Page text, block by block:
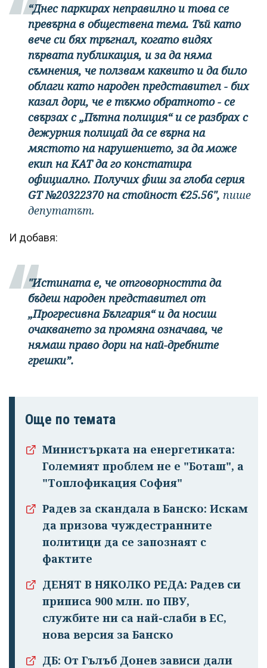
Успешно
излязохте от
профила си!
“Днес паркирах неправилно и това се
превърна в обществена тема. Тъй като
вече си бях тръгнал, когато видях
първата публикация, и за да няма
съмнения, че ползвам каквито и да било
облаги като народен представител - бих
казал дори, че е тъкмо обратното - се
свързах с „Пътна полиция“ и се разбрах с
дежурния полицай да се върна на
мястото на нарушението, за да може
екип на КАТ да го констатира
официално. Получих фиш за глоба серия
GT №20322370 на стойност €25.56", пише
депутатът.
И добавя:
"Истината е, че отговорността да
бъдеш народен представител от
„Прогресивна България“ и да носиш
очакването за промяна означава, че
нямаш право дори на най-дребните
грешки”.
Още по темата
Министърката на енергетиката:
Големият проблем не е "Боташ", а
"Топлофикация София"
Радев за скандала в Банско: Искам
да призова чуждестранните
политици да се запознаят с
фактите
ДЕНЯТ В НЯКОЛКО РЕДА: Радев си
приписа 900 млн. по ПВУ,
службите ни са най-слаби в ЕС,
нова версия за Банско
ДБ: От Гълъб Донев зависи дали